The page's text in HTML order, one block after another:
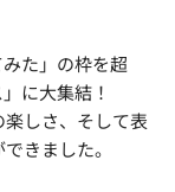
みた」の枠を超
に大集結！
しさ、そして表
きました。